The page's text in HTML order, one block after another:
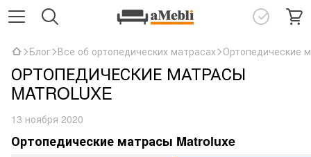
Блог Все об ортопедических матрасах Ортопедические
ОРТОПЕДИЧЕСКИЕ МАТРАСЫ
MATROLUXE
13 ноября 2020
Ортопедические матрасы Matroluxe